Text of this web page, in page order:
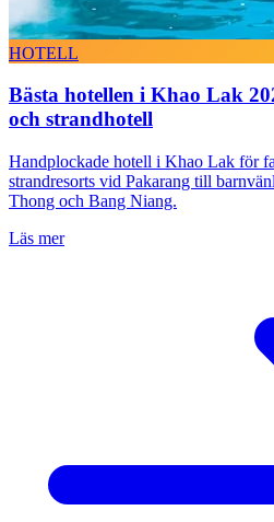
HOTELL
Bästa hotellen i Khao Lak
och strandhotell
Handplockade hotell i Khao Lak för
strandresorts vid Pakarang till
Thong och Bang Niang.
Läs mer